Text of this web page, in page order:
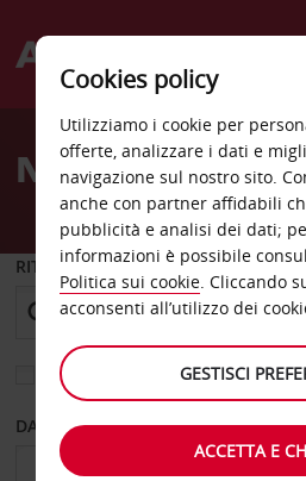
Welcome
AvisNoleggio auto
RITIRO DA
Scegli una località di riconsegna
DAL GIORNO AL
Cookies policy
Utilizziamo i cookie per
offerte, analizzare i dati e
navigazione sul nostro sito.
anche con partner affidabili
pubblicità e analisi dei dati;
informazioni è possibile
Politica sui cookie. Cliccando
acconsenti all’utilizzo dei
GESTISCI
ACCETTA E